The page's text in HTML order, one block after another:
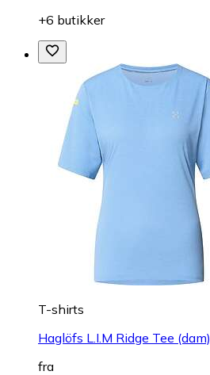
+6 butikker
T-shirts
Haglöfs L.I.M Ridge Tee (dam)
fra